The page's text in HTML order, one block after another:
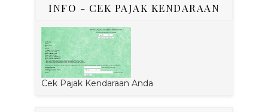
INFO - CEK PAJAK KENDARAAN
Cek Pajak Kendaraan Anda